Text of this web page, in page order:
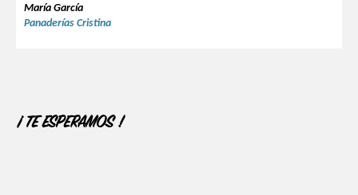
María García
Panaderías Cristina
¡ TE ESPERAMOS !